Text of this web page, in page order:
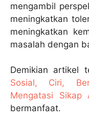
mengambil
meningkatkan
meningkatkan
masalah dengan
Demikian artikel
Sosial, Ciri,
Mengatasi Sikap
bermanfaat.